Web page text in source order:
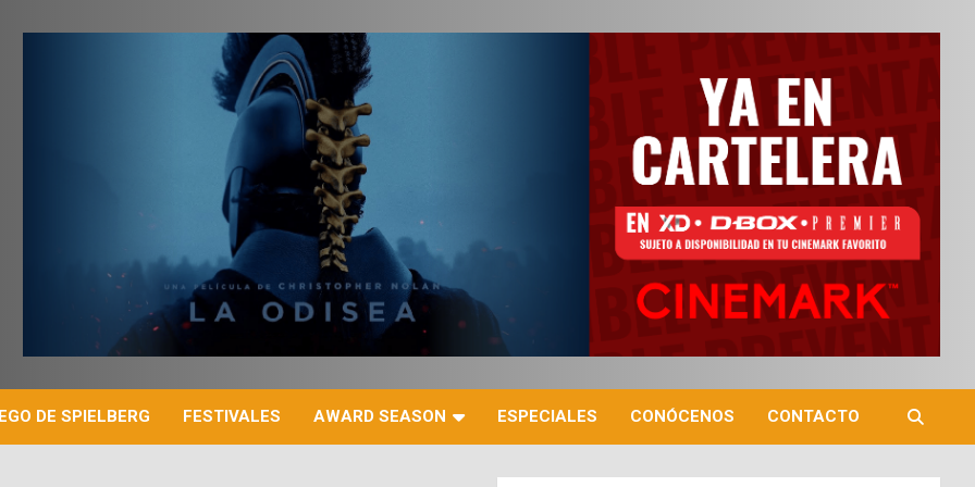
DE SPIELBERG FESTIVALES AWARD SEASON ESPECIALES CONÓCENOS CONTACTO